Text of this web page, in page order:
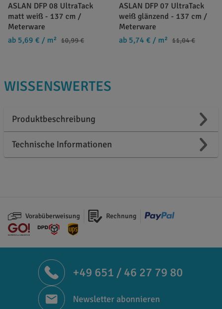
ASLAN DFP 08 UltraTack
matt weiß - 137 cm /
Meterware
ab 5,69 € / m² 10,99 €
ASLAN DFP 07 UltraTack
weiß glänzend - 137 cm /
Meterware
ab 5,74 € / m² 11,04 €
WISSENSWERTES
Produktbeschreibung
Technische Informationen
Vorabüberweisung Rechnung
+49 651 / 46 27 79 80
Newsletter abonnieren